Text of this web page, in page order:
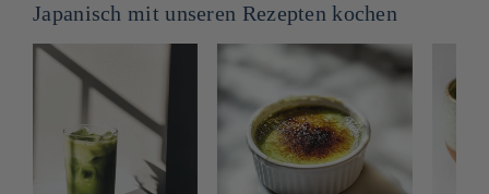
Japanisch mit unseren Rezepten kochen